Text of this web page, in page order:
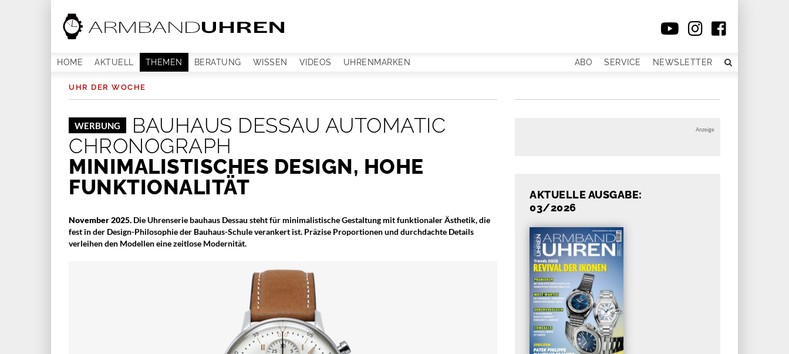
HOME AKTUELL THEMEN BERATUNG WISSEN VIDEOS UHRENMARKEN ABO SERVICE NEWSLETTER
UHR DER WOCHE
WERBUNG
BAUHAUS DESSAU AUTOMATIC
CHRONOGRAPH
MINIMALISTISCHES DESIGN, HOHE
FUNKTIONALITÄT
November 2025. Die Uhrenserie bauhaus Dessau steht für minimalistische Gestaltung mit funktionaler Ästhetik, die
fest in der Design-Philosophie der Bauhaus-Schule verankert ist. Präzise Proportionen und durchdachte Details
verleihen den Modellen eine zeitlose Modernität.
Anzeige
AKTUELLE AUSGABE:
03/2026